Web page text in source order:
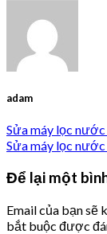
adam
Sửa máy lọc
Sửa máy lọc
Để lại một
Email của bạn sẽ
bắt buộc được